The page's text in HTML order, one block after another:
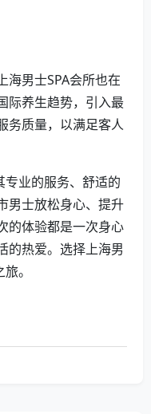
海男士SPA会所也在
际养生趋势，引入最
务质量，以满足客人
专业的服务、舒适的
男士放松身心、提升
的体验都是一次身心
的热爱。选择上海男
。